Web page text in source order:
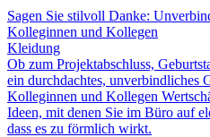
Sagen Sie stilvoll Danke:
Kolleginnen und Kollegen
Kleidung
Ob zum Projektabschluss,
ein durchdachtes, unverbindliches
Kolleginnen und Kollegen
Ideen, mit denen Sie im Büro auf
dass es zu förmlich wirkt.